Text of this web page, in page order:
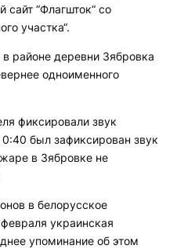
сайт “Флагшток“ со
участка“.
районе деревни Зябровка
одноименного
фиксировали звук
был зафиксирован звук
в Зябровке не
в белорусское
украинская
упоминание об этом